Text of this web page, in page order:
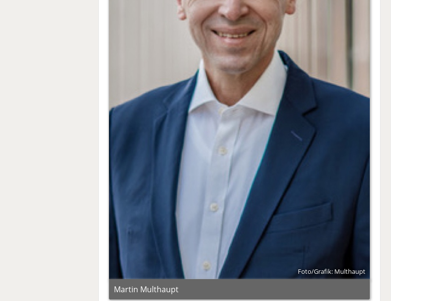
Foto/Grafik: Multhaupt
Martin Multhaupt